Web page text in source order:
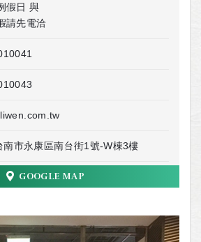
假日 與
請先電洽
南市永康區南台街1號-W棟3樓
GOOGLE MAP